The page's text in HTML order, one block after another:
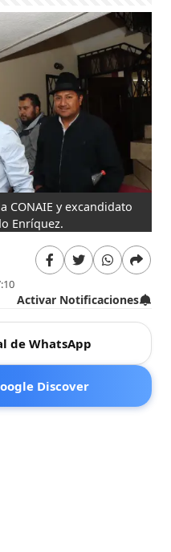
CONAIE y excandidato
Enríquez.
Activar Notificaciones
de WhatsApp
Discover